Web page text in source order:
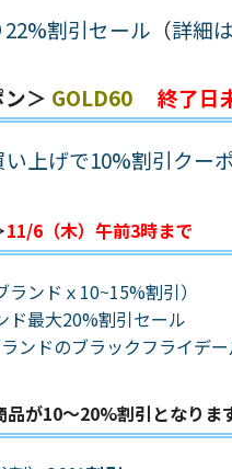
割引セール （詳細
＞ GOLD60 終了日
上げで10%割引クー
11/6（木）午前3時まで
ンドｘ10~15%割引）
ド最大20%割引セール
ンドのブラックフライデ
が10～20%割引となります